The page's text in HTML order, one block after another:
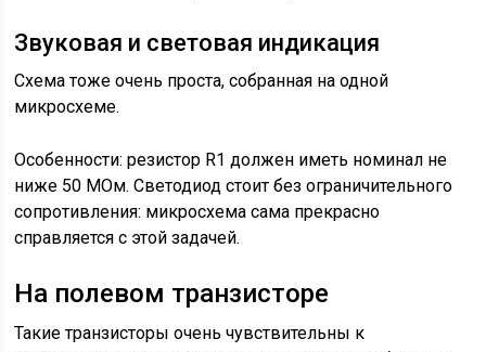
Звуковая и световая индикация
Схема тоже очень проста, собранная на одной
микросхеме.
Особенности: резистор R1 должен иметь номинал не
ниже 50 МОм. Светодиод стоит без ограничительного
сопротивления: микросхема сама прекрасно
справляется с этой задачей.
На полевом транзисторе
Такие транзисторы очень чувствительны к